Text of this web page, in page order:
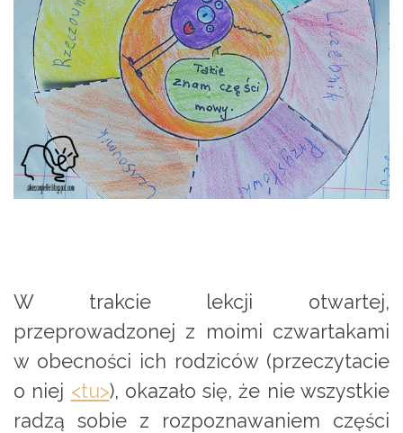
W trakcie lekcji otwartej,
przeprowadzonej z moimi czwartakami
w obecności ich rodziców (przeczytacie
o niej <tu>), okazało się, że nie wszystkie
radzą sobie z rozpoznawaniem części